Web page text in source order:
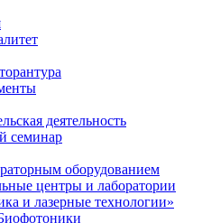
деятельность
семинар
оборудованием
центры и лаборатории
и лазерные технологии»